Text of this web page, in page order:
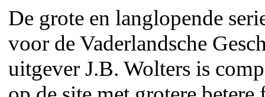
De grote en langlopende
voor de Vaderlandsche
uitgever J.B. Wolters is